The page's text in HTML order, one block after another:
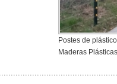
Postes de
Maderas Plásticas